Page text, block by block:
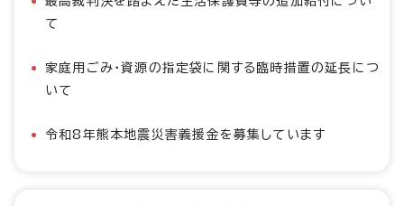
て
家庭用ごみ・資源の指定袋に関する臨時措置の延長につ
いて
令和8年熊本地震災害義援金を募集しています